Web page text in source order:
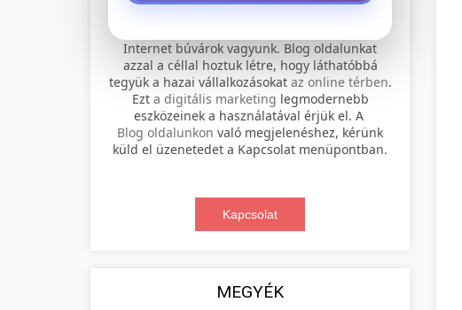
roller szervíz
+
Professional electric scooter repair and
maintenance services. Expert
technicians provide quality service for
all major brands and models.
scooter repair shop
📊 2. online marketing
ügynökség
+
services including SEO, social media
management, and digital advertising.
🛴 3. legjobb elektromos
market. Compare top models, features,
Internet búvárok vagyunk. Blog oldalunkat
azzal a céllal hoztuk létre, hogy láthatóbbá
tegyük a hazai vállalkozásokat az online térben.
Ezt a digitális marketing legmodernebb
eszközeinek a használatával érjük el. A
Blog oldalunkon való megjelenéshez, kérünk
küld el üzenetedet a Kapcsolat menüpontban.
Kapcsolat
MEGYÉK